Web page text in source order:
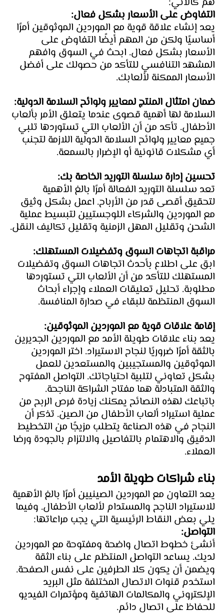
التفاوض على الأسعار بشكل فعال:
يعد إنشاء علاقة قوية مع الموردين الموثوقين أمرًا
أساسيًا ولكن من المهم أيضًا التفاوض على
الأسعار بشكل فعال. ابحث في السوق وافهم
المشهد التنافسي للتأكد من حصولك على أفضل
الأسعار الممكنة لألعابك.
ضمان امتثال المنتج لمعايير ولوائح السلامة الدولية:
السلامة لها أهمية قصوى عندما يتعلق الأمر بألعاب
الأطفال. تأكد من أن الألعاب التي تستوردها تلبي
جميع معايير ولوائح السلامة الدولية اللازمة لتجنب
أي مشكلات قانونية أو الإضرار بالسمعة.
تحسين إدارة سلسلة التوريد الخاصة بك:
تعد سلسلة التوريد الفعالة أمرًا بالغ الأهمية
لتحقيق أقصى قدر من الأرباح. اعمل بشكل وثيق
مع الموردين والشركاء اللوجستيين لتبسيط عملية
الشحن وتقليل المهل الزمنية وتقليل تكاليف النقل.
مراقبة اتجاهات السوق وتفضيلات المستهلك:
ابق على اطلاع بأحدث اتجاهات السوق وتفضيلات
المستهلك للتأكد من أن الألعاب التي تستوردها
مطلوبة. تحليل تعليقات العملاء وإجراء أبحاث
السوق المنتظمة للبقاء في صدارة المنافسة.
إقامة علاقات قوية مع الموردين الموثوقين:
يعد بناء علاقات طويلة الأمد مع الموردين الجديرين
بالثقة أمرًا ضروريًا لنجاح الاستيراد. اختر الموردين
الموثوقين والمستجيبين والمستعدين للعمل
بشكل تعاوني لتلبية احتياجاتك. التواصل المفتوح
والثقة المتبادلة هما مفتاح الشراكة الناجحة.
باتباعك لهذه النصائح يمكنك زيادة فرص الربح من
عملية استيراد ألعاب الأطفال من الصين. تذكر أن
النجاح في هذه الصناعة يتطلب مزيجًا من التخطيط
الدقيق والاهتمام بالتفاصيل والالتزام بالجودة ورضا
العملاء.
بناء شراكات طويلة الأمد
يعد التعاون مع الموردين الصينيين أمرًا بالغ الأهمية
للاستيراد الناجح والمستدام لألعاب الأطفال. وفيما
يلي بعض النقاط الرئيسية التي يجب مراعاتها:
التواصل:
أنشئ خطوط اتصال واضحة ومفتوحة مع الموردين
لديك. يساعد التواصل المنتظم على بناء الثقة
ويضمن أن يكون كلا الطرفين على نفس الصفحة.
استخدم قنوات الاتصال المختلفة مثل البريد
الإلكتروني والمكالمات الهاتفية ومؤتمرات الفيديو
للحفاظ على اتصال دائم.